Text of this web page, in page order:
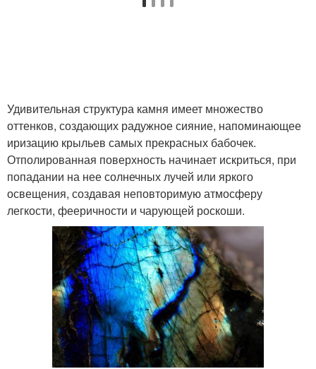
Удивительная структура камня имеет множество
оттенков, создающих радужное сияние, напоминающее
иризацию крыльев самых прекрасных бабочек.
Отполированная поверхность начинает искриться, при
попадании на нее солнечных лучей или яркого
освещения, создавая неповторимую атмосферу
легкости, фееричности и чарующей роскоши.